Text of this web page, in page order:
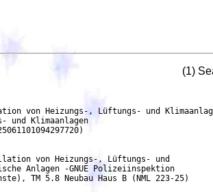
(1)
Anlagen
	    Kennung des Verfahrens: 2cb0dc05-6b62-4344-8b52-940155f247ab
	    Interne Kennung: NML 223-25
	    Verfahrensart: Offenes Verfahren
	    Das Verfahren wird beschleunigt: nein
     2.1.1. Zweck
	    Art des Auftrags: Bauleistung
            Haupteinstufung (cpv): 45331000 Installation von Heizungs-, Lüftungs- und Klimaanlagen
     2.1.2. Erfüllungsort
	    Postanschrift: GNUE des Landes Sachsen-Anhalt: Polizeiinspektion Magdeburg (einschl. PI
            Zentrale Dienste) Sternstraße 12
	    Stadt: Magdeburg
	    Postleitzahl: 39104
	    Land, Gliederung (NUTS): Magdeburg, Kreisfreie Stadt (DEE03)
	    Land: Deutschland
     2.1.4. Allgemeine Informationen
            Zusätzliche Informationen: Die Angebotsabgabe ist seit dem 19.10.2018 nur noch in
            elektronisch übermittelter Form zugelassen! Schriftliche Angebote werden ausgeschlossen.
            Eine Registrierung auf der Vergabeplattform des Bundes für die Angebotsabgabe ist
            erforderlich. Die Vergabestelle weist darauf hin, dass zur Gewährleistung eines zügigen
	    Verfahrens nur rechtzeitig bei der Vergabestelle eingegangene Bieteranfragen beantwortet
            werden können. Fristende: 15.07.2025
	    Rechtsgrundlage:
	    Richtlinie 2014/24/EU
	    vgv -
     2.1.6. Ausschlussgründe
            Quellen der Ausschlussgründe: Bekanntmachung
            Beteiligung an einer kriminellen Vereinigung: gemäß § 6e Abs. 1 Nr. 1 EU VOB/A i. V. m. §
	    129 des Strafgesetzbuchs (StGB)
            Terroristische Straftaten oder Straftaten im Zusammenhang mit terroristischen Aktivitäten:
            gemäß § 6e Abs. 1 Nr. 1 EU VOB/A i. V. m. § 129a des Strafgesetzbuchs (StGB) oder § 129b
	    StGB (kriminelle und terroristische Vereinigungen im